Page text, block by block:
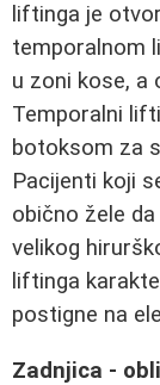
liftinga je
temporalnom
u zoni kose, a
Temporalni
botoksom za
Pacijenti koji
obično žele
velikog
liftinga
postigne na
Zadnjica -